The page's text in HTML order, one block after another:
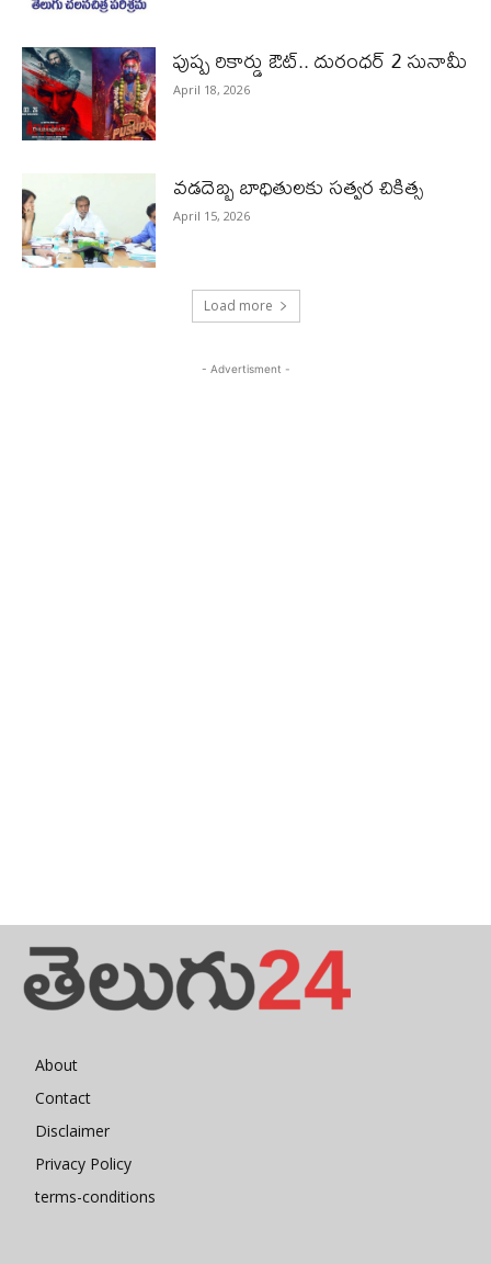
పుష్ప రికార్డు ఔట్‌.. దురంధ‌ర్ 2 సునామీ
April 18, 2026
వడదెబ్బ బాధితులకు సత్వర చికిత్స
April 15, 2026
Load more
- Advertisment -
About
Contact
Disclaimer
Privacy Policy
terms-conditions